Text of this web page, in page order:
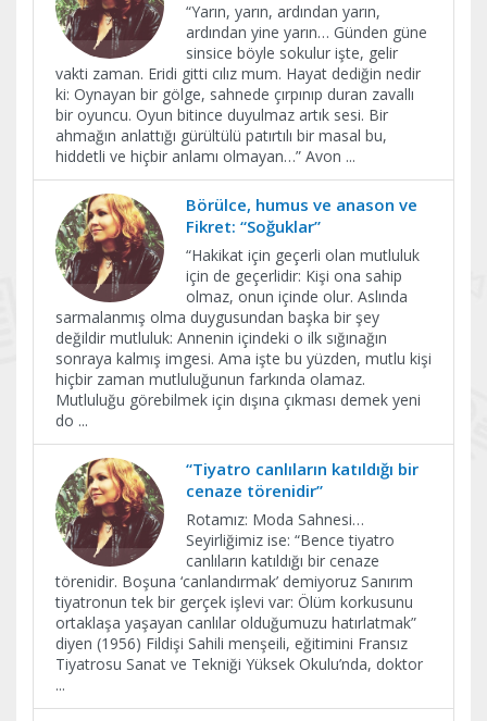
“Yarın, yarın, ardından yarın,
ardından yine yarın… Günden güne
sinsice böyle sokulur işte, gelir
vakti zaman. Eridi gitti cılız mum. Hayat dediğin nedir
ki: Oynayan bir gölge, sahnede çırpınıp duran zavallı
bir oyuncu. Oyun bitince duyulmaz artık sesi. Bir
ahmağın anlattığı gürültülü patırtılı bir masal bu,
hiddetli ve hiçbir anlamı olmayan…” Avon ...
Börülce, humus ve anason ve
Fikret: “Soğuklar”
“Hakikat için geçerli olan mutluluk
için de geçerlidir: Kişi ona sahip
olmaz, onun içinde olur. Aslında
sarmalanmış olma duygusundan başka bir şey
değildir mutluluk: Annenin içindeki o ilk sığınağın
sonraya kalmış imgesi. Ama işte bu yüzden, mutlu kişi
hiçbir zaman mutluluğunun farkında olamaz.
Mutluluğu görebilmek için dışına çıkması demek yeni
do ...
“Tiyatro canlıların katıldığı bir
cenaze törenidir”
Rotamız: Moda Sahnesi…
Seyirliğimiz ise: “Bence tiyatro
canlıların katıldığı bir cenaze
törenidir. Boşuna ‘canlandırmak’ demiyoruz Sanırım
tiyatronun tek bir gerçek işlevi var: Ölüm korkusunu
ortaklaşa yaşayan canlılar olduğumuzu hatırlatmak”
diyen (1956) Fildişi Sahili menşeili, eğitimini Fransız
Tiyatrosu Sanat ve Tekniği Yüksek Okulu’nda, doktor
...